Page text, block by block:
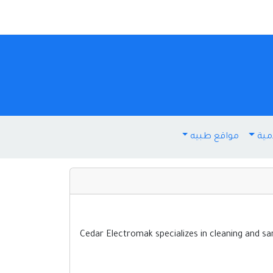
مواقع طبيه
Cedar Electromak specializes in cleaning and